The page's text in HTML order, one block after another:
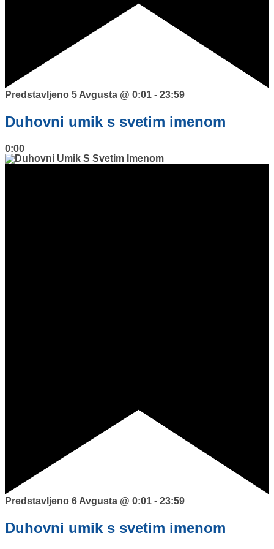
Predstavljeno 5 Avgusta @ 0:01 - 23:59
Duhovni umik s svetim imenom
0:00
Predstavljeno 6 Avgusta @ 0:01 - 23:59
Duhovni umik s svetim imenom